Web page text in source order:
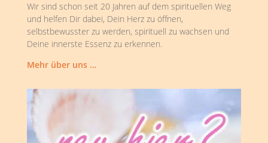
Wir sind schon seit 20 Jahren auf dem spirituellen Weg
und helfen Dir dabei, Dein Herz zu öffnen,
selbstbewusster zu werden, spirituell zu wachsen und
Deine innerste Essenz zu erkennen.
Mehr über uns …